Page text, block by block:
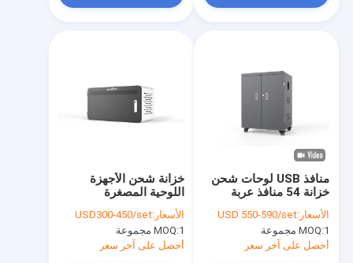
خزانة شحن الأجهزة
اللوحية المصغرة
الأسعار:USD300-450/set
MOQ:1 مجموعة
أحصل على آخر سعر
منافذ USB لوحات شحن
خزانة 54 منافذ عربة
شحن USB
الأسعار:USD 550-590/set
MOQ:1 مجموعة
أحصل على آخر سعر